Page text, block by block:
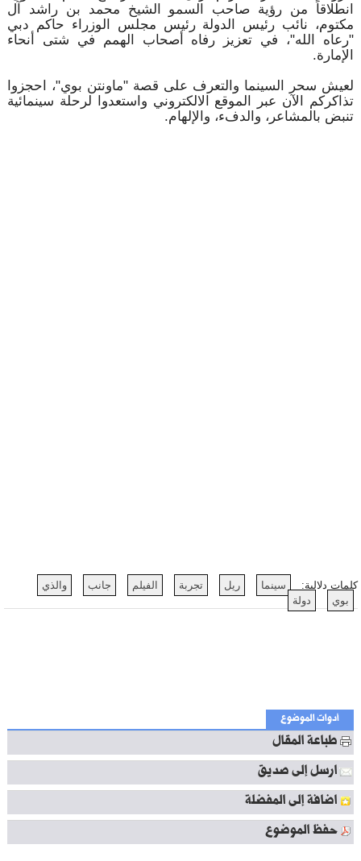
انطلاقاً من رؤية صاحب السمو الشيخ محمد بن راشد آل
مكتوم، نائب رئيس الدولة رئيس مجلس الوزراء حاكم دبي
"رعاه الله"، في تعزيز رفاه أصحاب الهمم في شتى أنحاء
الإمارة.
لعيش سحر السينما والتعرف على قصة "ماونتن بوي"، احجزوا
تذاكركم الآن عبر الموقع الالكتروني واستعدوا لرحلة سينمائية
تنبض بالمشاعر، والدفء، والإلهام.
كلمات دلالية: سينما ريل تجربة الفيلم جانب
والذي
بوي
دولة
أدوات الموضوع
طباعة المقال
ارسل إلى صديق
اضافة إلى المفضلة
حفظ الموضوع